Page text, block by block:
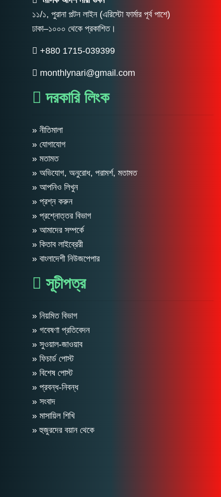
১১/১, পুরানা পল্টন লাইন (এরিস্টো ফার্মার পূর্ব পাশে)
ঢাকা–১০০০ থেকে প্রকাশিত।
+880 1715-039399
monthlynari@gmail.com
দরকারি লিংক
» নীতিমালা
» যোগাযোগ
» মতামত
» অভিযোগ, অনুরোধ, পরামর্শ, মতামত
» আপনিও লিখুন
» প্রশ্ন করুন
» প্রশ্নোত্তর বিভাগ
» আমাদের সম্পর্কে
» কিতাব লাইব্রেরী
» বাংলাদেশী নিউজপেপার
সূচীপত্র
» নিয়মিত বিভাগ
» গবেষণা প্রতিবেদন
» সুওয়াল-জাওয়াব
» ফিচার্ড পোস্ট
» বিশেষ পোস্ট
» প্রবন্ধ-নিবন্ধ
» সংবাদ
» মাসায়িল শিখি
» হুজুরদের বয়ান থেকে